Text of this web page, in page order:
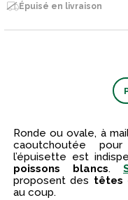
Épuisé en livraison
Ronde ou ovale, à
caoutchoutée
l’épuisette est
poissons blancs.
proposent des têtes
au coup.